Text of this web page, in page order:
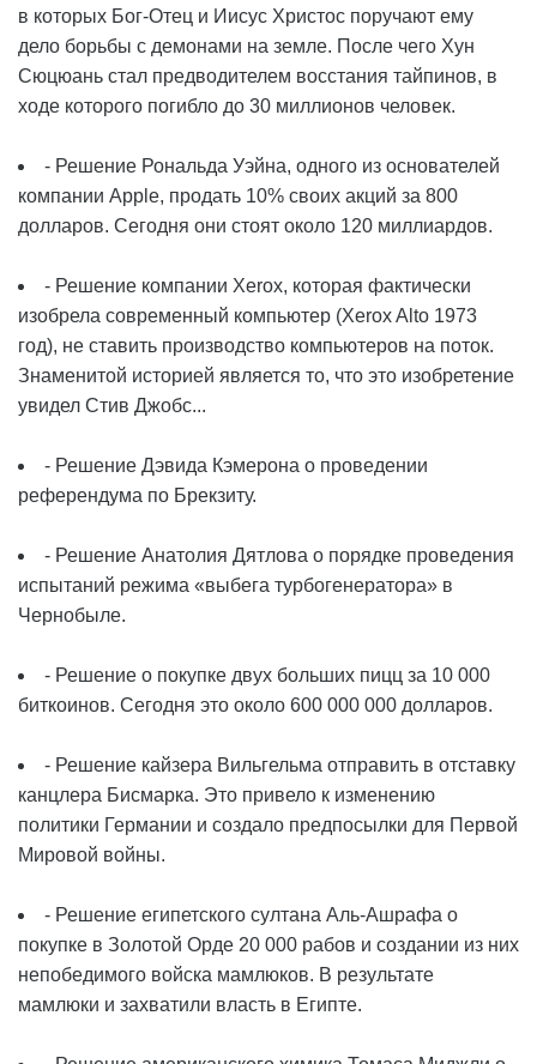
в которых Бог-Отец и Иисус Христос поручают ему
дело борьбы с демонами на земле. После чего Хун
Сюцюань стал предводителем восстания тайпинов, в
ходе которого погибло до 30 миллионов человек.
- Решение Рональда Уэйна, одного из основателей
компании Apple, продать 10% своих акций за 800
долларов. Сегодня они стоят около 120 миллиардов.
- Решение компании Xerox, которая фактически
изобрела современный компьютер (Xerox Alto 1973
год), не ставить производство компьютеров на поток.
Знаменитой историей является то, что это изобретение
увидел Стив Джобс...
- Решение Дэвида Кэмерона о проведении
референдума по Брекзиту.
- Решение Анатолия Дятлова о порядке проведения
испытаний режима «выбега турбогенератора» в
Чернобыле.
- Решение о покупке двух больших пицц за 10 000
биткоинов. Сегодня это около 600 000 000 долларов.
- Решение кайзера Вильгельма отправить в отставку
канцлера Бисмарка. Это привело к изменению
политики Германии и создало предпосылки для Первой
Мировой войны.
- Решение египетского султана Аль-Ашрафа о
покупке в Золотой Орде 20 000 рабов и создании из них
непобедимого войска мамлюков. В результате
мамлюки и захватили власть в Египте.